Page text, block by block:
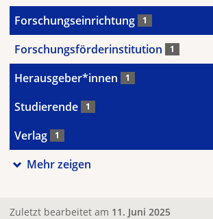
Forschungseinrichtung 1
Forschungsförderinstitution 1
Herausgeber*innen 1
Studierende 1
Verlag 1
Mehr zeigen
Zuletzt bearbeitet am 11. Juni 2025